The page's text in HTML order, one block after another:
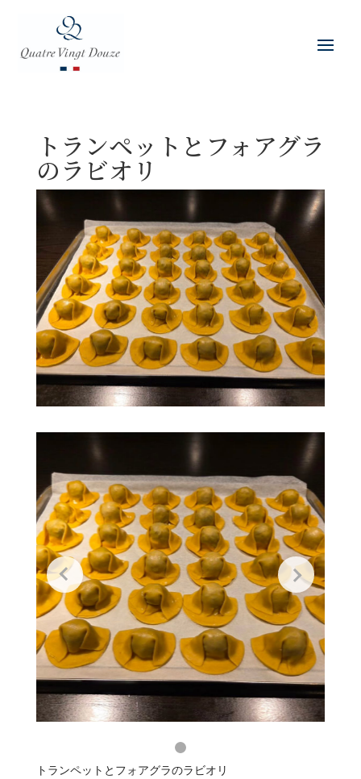
トランペットとフォアグラ
のラビオリ
トランペットとフォアグラのラビオリ